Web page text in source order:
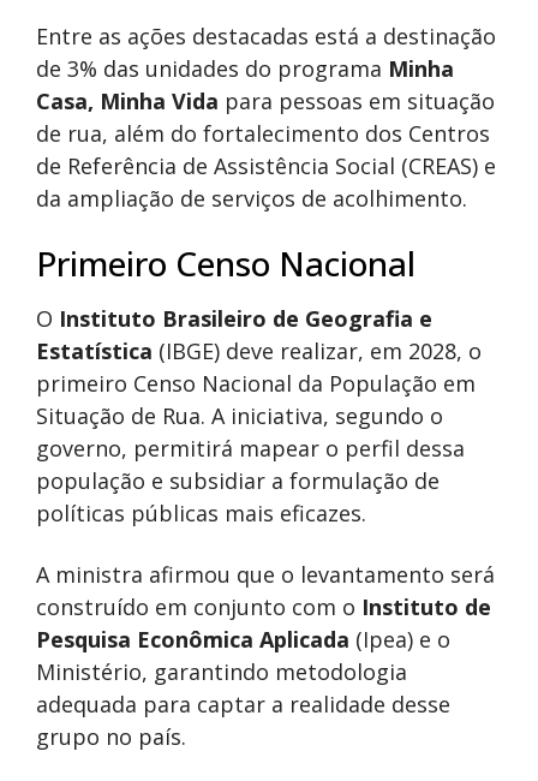
Entre as ações destacadas está a destinação
de 3% das unidades do programa Minha
Casa, Minha Vida para pessoas em situação
de rua, além do fortalecimento dos Centros
de Referência de Assistência Social (CREAS) e
da ampliação de serviços de acolhimento.
Primeiro Censo Nacional
O Instituto Brasileiro de Geografia e
Estatística (IBGE) deve realizar, em 2028, o
primeiro Censo Nacional da População em
Situação de Rua. A iniciativa, segundo o
governo, permitirá mapear o perfil dessa
população e subsidiar a formulação de
políticas públicas mais eficazes.
A ministra afirmou que o levantamento será
construído em conjunto com o Instituto de
Pesquisa Econômica Aplicada (Ipea) e o
Ministério, garantindo metodologia
adequada para captar a realidade desse
grupo no país.